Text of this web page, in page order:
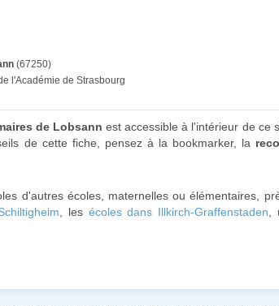
(67250)
l'Académie de Strasbourg
de Lobsann est accessible à l'intérieur de ce
de cette fiche, pensez à la bookmarker, la
d'autres écoles, maternelles ou élémentaires,
, les écoles dans Illkirch-Graffenstaden